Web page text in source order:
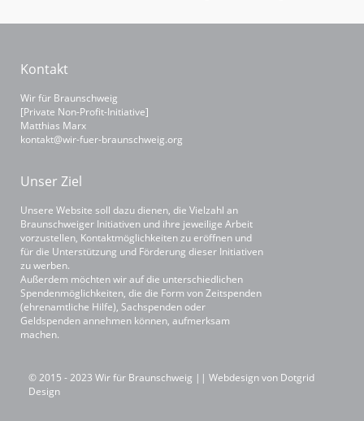
Kontakt
Wir für Braunschweig
[Private Non-Profit-Initiative]
Matthias Marx
kontakt@wir-fuer-braunschweig.org
Unser Ziel
Unsere Website soll dazu dienen, die Vielzahl an
Braunschweiger Initiativen und ihre jeweilige Arbeit
vorzustellen, Kontaktmöglichkeiten zu eröffnen und
für die Unterstützung und Förderung dieser Initiativen
zu werben.
Außerdem möchten wir auf die unterschiedlichen
Spendenmöglichkeiten, die die Form von Zeitspenden
(ehrenamtliche Hilfe), Sachspenden oder
Geldspenden annehmen können, aufmerksam
machen.
© 2015 - 2023 Wir für Braunschweig || Webdesign von Dotgrid
Design